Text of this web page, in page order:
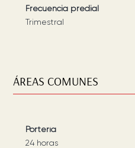
Frecuencia predial
Trimestral
ÁREAS COMUNES
Portería
24 horas